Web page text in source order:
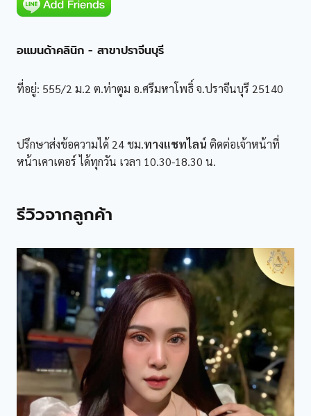
อแมนด้าคลินิก - สาขาปราจีนบุรี
ที่อยู่: 555/2 ม.2 ต.ท่าตูม อ.ศรีมหาโพธิ์ จ.ปราจีนบุรี 25140
ปรึกษาส่งข้อความได้ 24 ชม.ทางแชทไลน์ ติดต่อเจ้าหน้าที่
หน้าเคาเตอร์ ได้ทุกวัน เวลา 10.30-18.30 น.
รีวิวจากลูกค้า